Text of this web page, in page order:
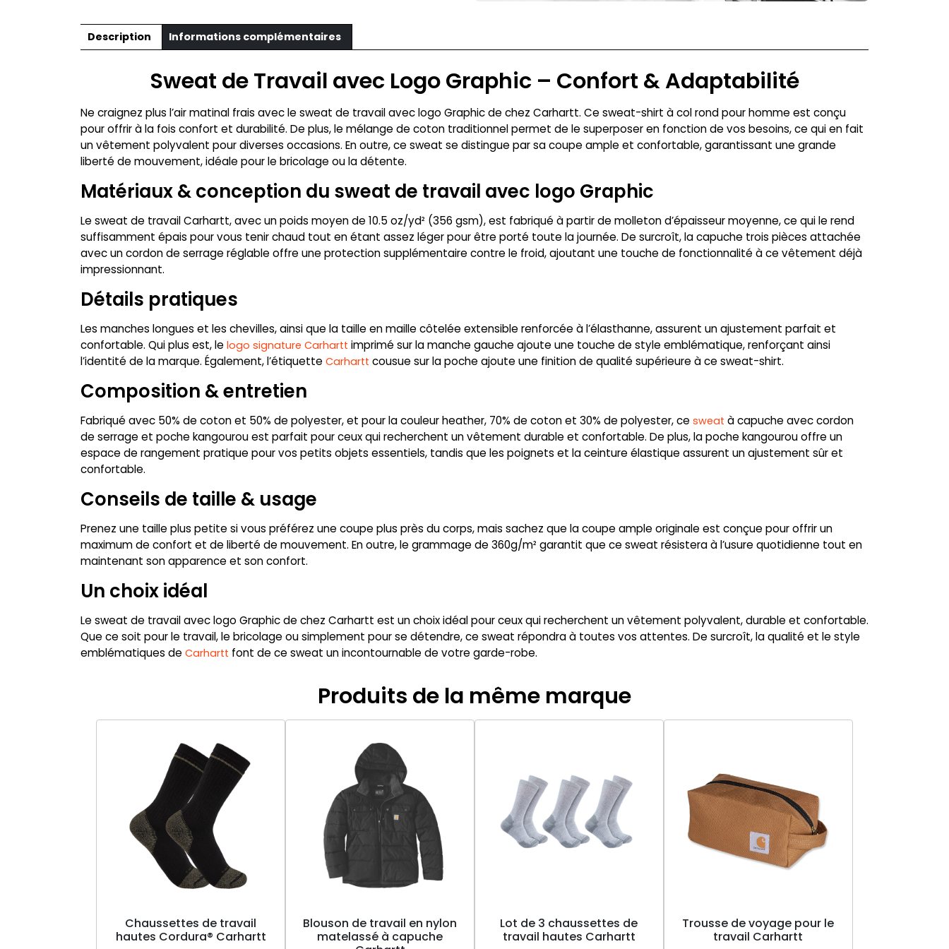
Description Informations complémentaires
Sweat de Travail avec Logo Graphic – Confort & Adaptabilité
Ne craignez plus l’air matinal frais avec le sweat de travail avec logo Graphic de chez Carhartt. Ce sweat-shirt à col rond pour homme est conçu
pour offrir à la fois confort et durabilité. De plus, le mélange de coton traditionnel permet de le superposer en fonction de vos besoins, ce qui en fait
un vêtement polyvalent pour diverses occasions. En outre, ce sweat se distingue par sa coupe ample et confortable, garantissant une grande
liberté de mouvement, idéale pour le bricolage ou la détente.
Matériaux & conception du sweat de travail avec logo Graphic
Le sweat de travail Carhartt, avec un poids moyen de 10.5 oz/yd² (356 gsm), est fabriqué à partir de molleton d’épaisseur moyenne, ce qui le rend
suffisamment épais pour vous tenir chaud tout en étant assez léger pour être porté toute la journée. De surcroît, la capuche trois pièces attachée
avec un cordon de serrage réglable offre une protection supplémentaire contre le froid, ajoutant une touche de fonctionnalité à ce vêtement déjà
impressionnant.
Détails pratiques
Les manches longues et les chevilles, ainsi que la taille en maille côtelée extensible renforcée à l’élasthanne, assurent un ajustement parfait et
confortable. Qui plus est, le logo signature Carhartt imprimé sur la manche gauche ajoute une touche de style emblématique, renforçant ainsi
l’identité de la marque. Également, l’étiquette Carhartt cousue sur la poche ajoute une finition de qualité supérieure à ce sweat-shirt.
Composition & entretien
Fabriqué avec 50% de coton et 50% de polyester, et pour la couleur heather, 70% de coton et 30% de polyester, ce sweat à capuche avec cordon
de serrage et poche kangourou est parfait pour ceux qui recherchent un vêtement durable et confortable. De plus, la poche kangourou offre un
espace de rangement pratique pour vos petits objets essentiels, tandis que les poignets et la ceinture élastique assurent un ajustement sûr et
confortable.
Conseils de taille & usage
Prenez une taille plus petite si vous préférez une coupe plus près du corps, mais sachez que la coupe ample originale est conçue pour offrir un
maximum de confort et de liberté de mouvement. En outre, le grammage de 360g/m² garantit que ce sweat résistera à l’usure quotidienne tout en
maintenant son apparence et son confort.
Un choix idéal
Le sweat de travail avec logo Graphic de chez Carhartt est un choix idéal pour ceux qui recherchent un vêtement polyvalent, durable et confortable.
Que ce soit pour le travail, le bricolage ou simplement pour se détendre, ce sweat répondra à toutes vos attentes. De surcroît, la qualité et le style
emblématiques de Carhartt font de ce sweat un incontournable de votre garde-robe.
Produits de la même marque
Chaussettes de travail
hautes Cordura® Carhartt
Blouson de travail en nylon
matelassé à capuche
Lot de 3 chaussettes de
travail hautes Carhartt
Trousse de voyage pour le
travail Carhartt